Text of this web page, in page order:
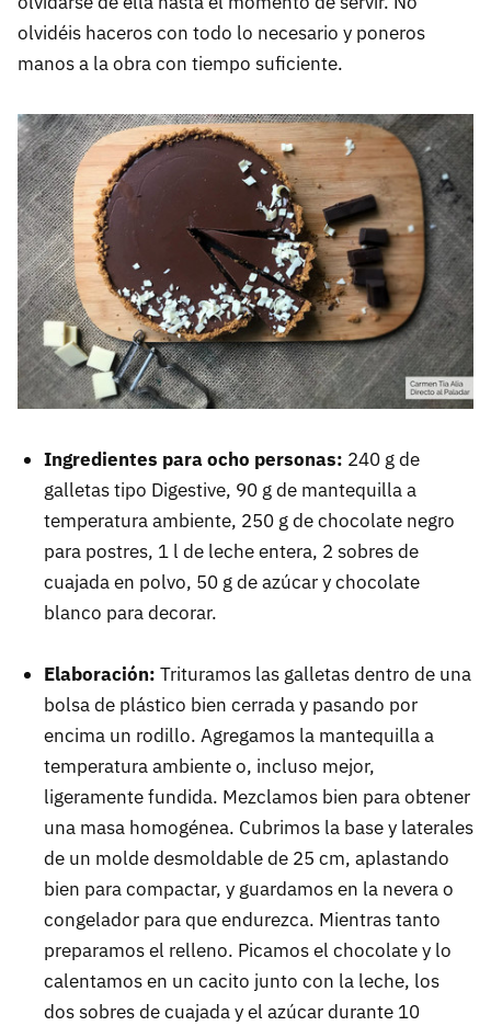
olvidéis haceros con todo lo necesario y poneros
manos a la obra con tiempo suficiente.
Ingredientes para ocho personas: 240 g de
galletas tipo Digestive, 90 g de mantequilla a
temperatura ambiente, 250 g de chocolate negro
para postres, 1 l de leche entera, 2 sobres de
cuajada en polvo, 50 g de azúcar y chocolate
blanco para decorar.
Elaboración: Trituramos las galletas dentro de una
bolsa de plástico bien cerrada y pasando por
encima un rodillo. Agregamos la mantequilla a
temperatura ambiente o, incluso mejor,
ligeramente fundida. Mezclamos bien para obtener
una masa homogénea. Cubrimos la base y laterales
de un molde desmoldable de 25 cm, aplastando
bien para compactar, y guardamos en la nevera o
congelador para que endurezca. Mientras tanto
preparamos el relleno. Picamos el chocolate y lo
calentamos en un cacito junto con la leche, los
dos sobres de cuajada y el azúcar durante 10